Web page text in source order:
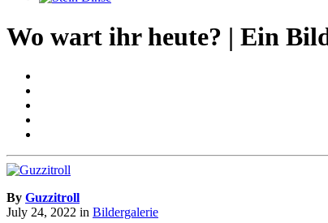
Wo wart ihr heute? | Ein
By Guzzitroll
July 24, 2022 in Bildergalerie